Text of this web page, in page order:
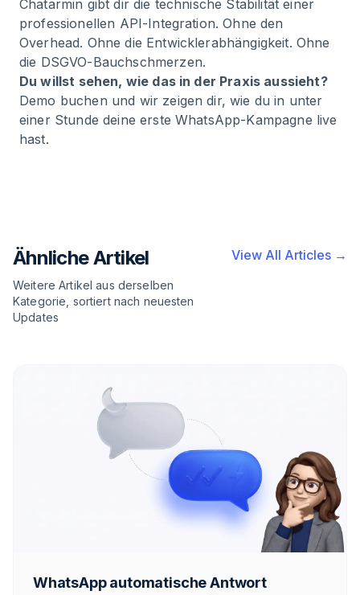
Chatarmin gibt dir die technische Stabilität einer
professionellen API-Integration. Ohne den
Overhead. Ohne die Entwicklerabhängigkeit. Ohne
die DSGVO-Bauchschmerzen.
Du willst sehen, wie das in der Praxis aussieht?
Demo buchen und wir zeigen dir, wie du in unter
einer Stunde deine erste WhatsApp-Kampagne live
hast.
Ähnliche Artikel
Weitere Artikel aus derselben
Kategorie, sortiert nach neuesten
Updates
View All Articles →
WhatsApp automatische Antwort